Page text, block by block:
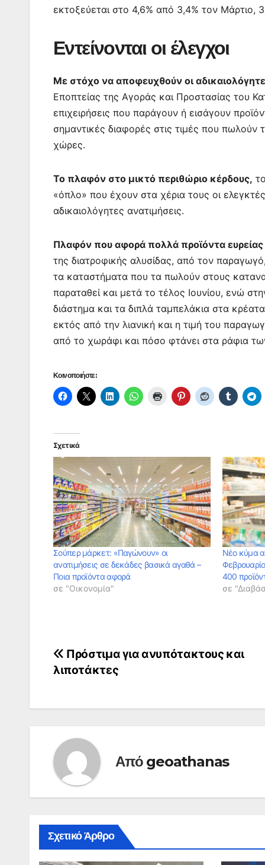
εκτοξεύεται στο 4,6% από 3,4% τον Μάρτιο,
Εντείνονται οι έλεγχοι
Με στόχο να αποφευχθούν οι
Εποπτείας της Αγοράς και Προστασίας του
επιχειρήσεις που παράγουν ή εισάγουν
σημαντικές διαφορές στις τιμές που
χώρες.
Το πλαφόν στο μικτό περιθώριο κέρδους,
«όπλο» που έχουν στα χέρια τους οι
αδικαιολόγητες ανατιμήσεις.
Πλαφόν που αφορά πολλά προϊόντα
της διατροφικής αλυσίδας, από τον
τα καταστήματα που τα πωλούν στους
παραταθεί και μετά το τέλος Ιουνίου, ενώ
διάστημα και τα διπλά ταμπελάκια στα
εκτός από την λιανική και η τιμή του
από το χωράφι και πόσο φτάνει στα ράφια
Κοινοποιήστε:
Σχετικά
Σούπερ μάρκετ: «Παγώνουν» οι
ανατιμήσεις σε δεκάδες βασικά αγαθά –
Ποια προϊόντα αφορά
σε "Οικονομία"
Νέο κύμα
400
σε
Πλοήγηση
άρθρων
Πρόστιμα για ανυπότακτους και
λιποτάκτες
Από geoathanas
Σχετικό Άρθρο